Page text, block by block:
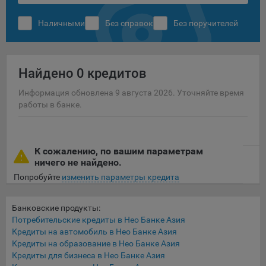
пункте 3 Политики, при их посещении для отражения
сайта, например, выбор языковой версии.
Целями обработки файлов cookie являются:
стороны (устанавливаемые сайтами, которые посещает
пользователь), так и сторонние файлы cookie (задаются
сервером, расположенным вне домена наших сайтов).
пользователей сайта (включая файлы «cookie»),
собираемые с помощью сервисов Интернет-статистики,
которые служат для сбора информации о действиях
пользователей на сайте, улучшения качества сайта и его
содержания. Общество обрабатывает обезличенные
Наличными Без справок Без поручителей
Найдено 0 кредитов
Информация обновлена 9 августа 2026. Уточняйте время
работы в банке.
К сожалению, по вашим параметрам
ничего не найдено.
Попробуйте изменить параметры кредита
Банковские продукты:
Потребительские кредиты в Нео Банке Азия
Кредиты на автомобиль в Нео Банке Азия
Кредиты на образование в Нео Банке Азия
Кредиты для бизнеса в Нео Банке Азия